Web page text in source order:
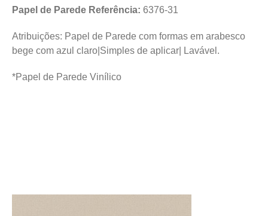
Papel de Parede Referência: 6376-31
Atribuições: Papel de Parede com formas em arabesco
bege com azul claro|Simples de aplicar| Lavável.
*Papel de Parede Vinílico